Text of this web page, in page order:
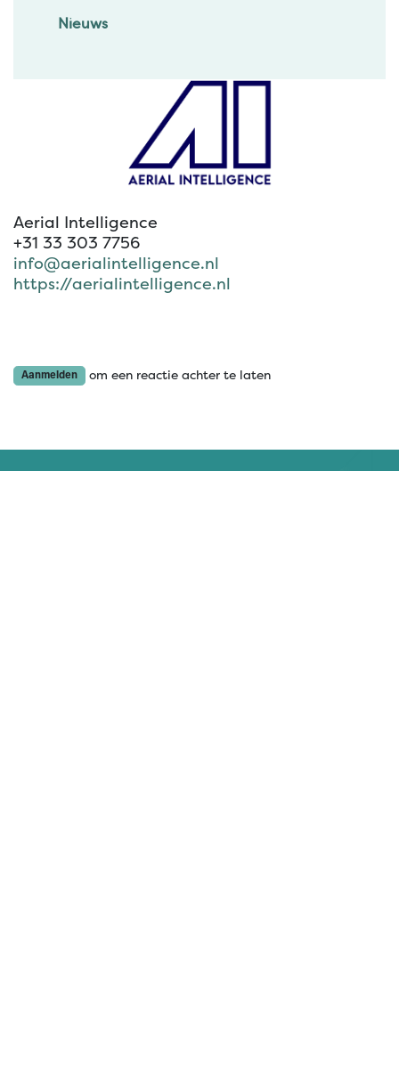
Nieuws
Aerial Intelligence
+31 33 303 7756
info@aerialintelligence.nl
https://aerialintelligence.nl
Aanmelden om een reactie achter te laten